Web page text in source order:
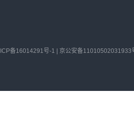
备16014291号-1 | 京公安备11010502031933